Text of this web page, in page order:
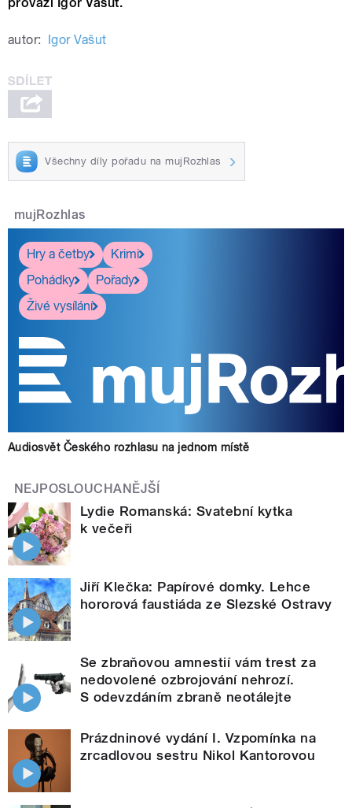
autor: Igor Vašut
Všechny díly pořadu na mujRozhlas
mujRozhlas
Hry a četby
Krimi
Pohádky
Pořady
Živé vysílání
Audiosvět Českého rozhlasu na jednom místě
NEJPOSLOUCHANĚJŠÍ
Lydie Romanská: Svatební kytka
k večeři
Jiří Klečka: Papírové domky. Lehce
hororová faustiáda ze Slezské Ostravy
Se zbraňovou amnestií vám trest za
nedovolené ozbrojování nehrozí.
S odevzdáním zbraně neotálejte
Prázdninové vydání I. Vzpomínka na
zrcadlovou sestru Nikol Kantorovou